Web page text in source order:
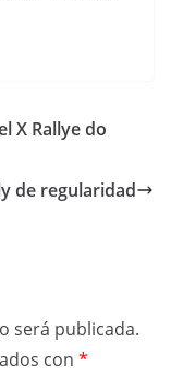
X Rallye do
de regularidad
será publicada.
con *